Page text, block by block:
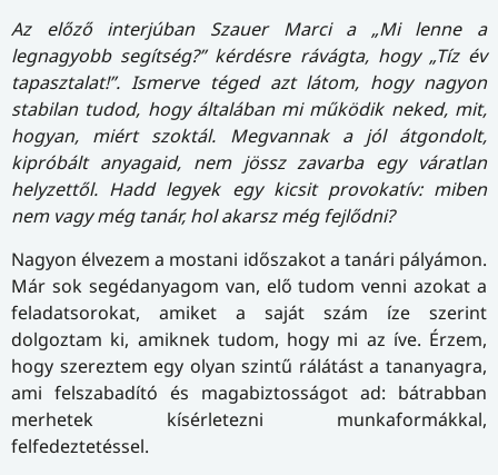
Az előző interjúban Szauer Marci a „Mi lenne a
legnagyobb segítség?” kérdésre rávágta, hogy „Tíz év
tapasztalat!”. Ismerve téged azt látom, hogy nagyon
stabilan tudod, hogy általában mi működik neked, mit,
hogyan, miért szoktál. Megvannak a jól átgondolt,
kipróbált anyagaid, nem jössz zavarba egy váratlan
helyzettől. Hadd legyek egy kicsit provokatív: miben
nem vagy még tanár, hol akarsz még fejlődni?
Nagyon élvezem a mostani időszakot a tanári pályámon.
Már sok segédanyagom van, elő tudom venni azokat a
feladatsorokat, amiket a saját szám íze szerint
dolgoztam ki, amiknek tudom, hogy mi az íve. Érzem,
hogy szereztem egy olyan szintű rálátást a tananyagra,
ami felszabadító és magabiztosságot ad: bátrabban
merhetek kísérletezni munkaformákkal,
felfedeztetéssel.